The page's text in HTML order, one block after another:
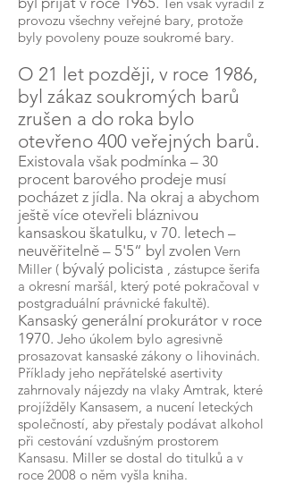
provozu všechny veřejné bary, protože
byly povoleny pouze soukromé bary.
O 21 let později, v roce 1986,
byl zákaz soukromých barů
zrušen a do roka bylo
otevřeno 400 veřejných barů.
Existovala však podmínka – 30
procent barového prodeje musí
pocházet z jídla. Na okraj a abychom
ještě více otevřeli bláznivou
kansaskou škatulku, v 70. letech –
neuvěřitelně – 5'5“ byl zvolen Vern
Miller ( bývalý policista , zástupce šerifa
a okresní maršál, který poté pokračoval v
postgraduální právnické fakultě).
Kansaský generální prokurátor v roce
1970. Jeho úkolem bylo agresivně
prosazovat kansaské zákony o lihovinách.
Příklady jeho nepřátelské asertivity
zahrnovaly nájezdy na vlaky Amtrak, které
projížděly Kansasem, a nucení leteckých
společností, aby přestaly podávat alkohol
při cestování vzdušným prostorem
Kansasu. Miller se dostal do titulků a v
roce 2008 o něm vyšla kniha.